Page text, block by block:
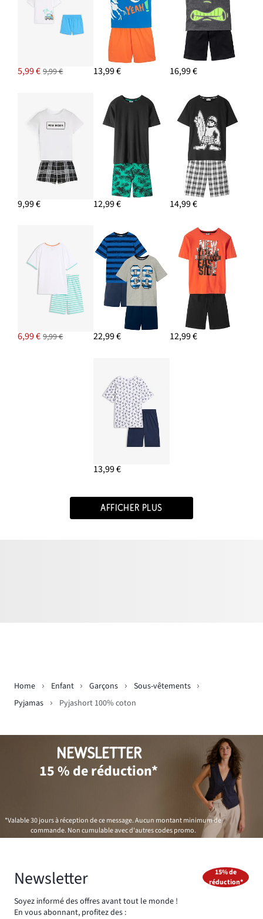
5,99 € 9,99 € 13,99 € 16,99 €
9,99 € 12,99 € 14,99 €
6,99 € 9,99 € 22,99 € 12,99 €
13,99 €
AFFICHER PLUS
Home Enfant Garçons
Sous-vêtements
Pyjamas
Pyjashort 100% coton
NEWSLETTER
15 % de réduction*
*Valable 30 jours à réception de ce message. Aucun montant minimum de
commande. Non cumulable avec d'autres codes promo.
Newsletter
Soyez informé des offres avant tout le monde !
En vous abonnant, profitez des :
15% de
réduction*